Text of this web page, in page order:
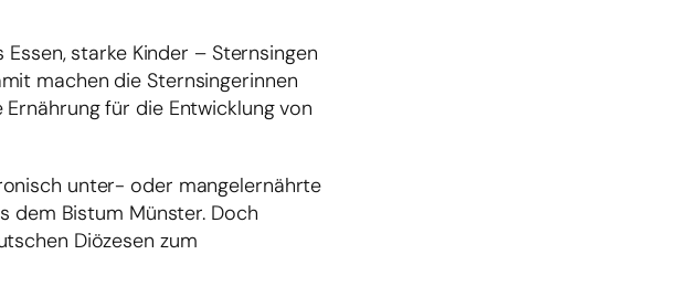
starke Kinder – Sternsingen
machen die Sternsingerinnen
für die Entwicklung von
unter- oder mangelernährte
dem Bistum Münster. Doch
Diözesen zum